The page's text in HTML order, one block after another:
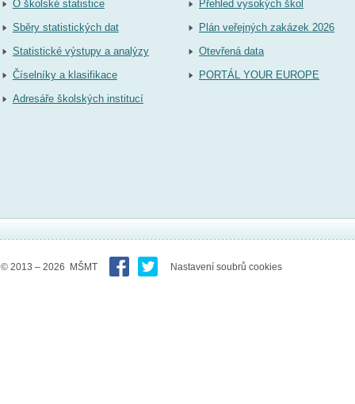
O školské statistice
Sběry statistických dat
Statistické výstupy a analýzy
Číselníky a klasifikace
Adresáře školských institucí
Přehled vysokých škol
Plán veřejných zakázek 2026
Otevřená data
PORTÁL YOUR EUROPE
© 2013 – 2026 MŠMT Nastavení soubrů cookies